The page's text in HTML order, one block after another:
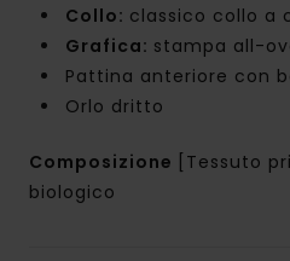
Collo: classico collo a
Grafica: stampa all-
Pattina anteriore con
Orlo dritto
Composizione
[Tessuto
biologico